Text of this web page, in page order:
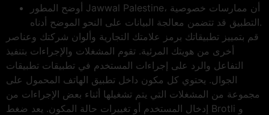
أوضح المطور Jawwal Palestine، أن ممارسات خصوصية
التطبيق قد تتضمن معالجة البيانات على النحو الموضح أدناه.
قم بتمييز تطبيقاتك برمز علامتك التجارية وألوان شركتك وعناصر
أخرى من هويتك المرئية. تقوم المشغلات والإجراءات بتنفيذ
التفاعل والرد على إجراءات المستخدم في تطبيقات تطبيقات
الجوال. يحتوي كل مكون داخل تطبيق الهاتف المحمول على
مجموعة من المشغلات التي يتم تشغيلها أثناء بعض الإجراءات من
إدخال المستخدم أو تغييرات حالة المكون. يعد ضغط Brotli و